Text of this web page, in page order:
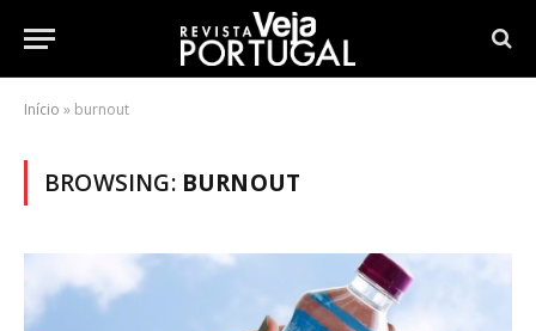
Início » burnout
BROWSING: BURNOUT